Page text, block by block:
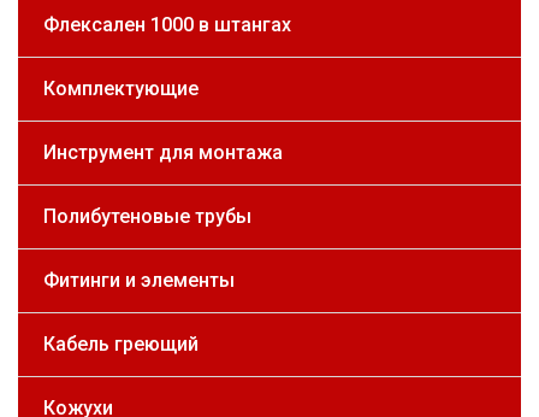
Флексален 1000 в штангах
Комплектующие
Инструмент для монтажа
Полибутеновые трубы
Фитинги и элементы
Кабель греющий
Кожухи